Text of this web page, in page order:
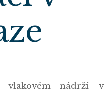
vlakovém nádrží v